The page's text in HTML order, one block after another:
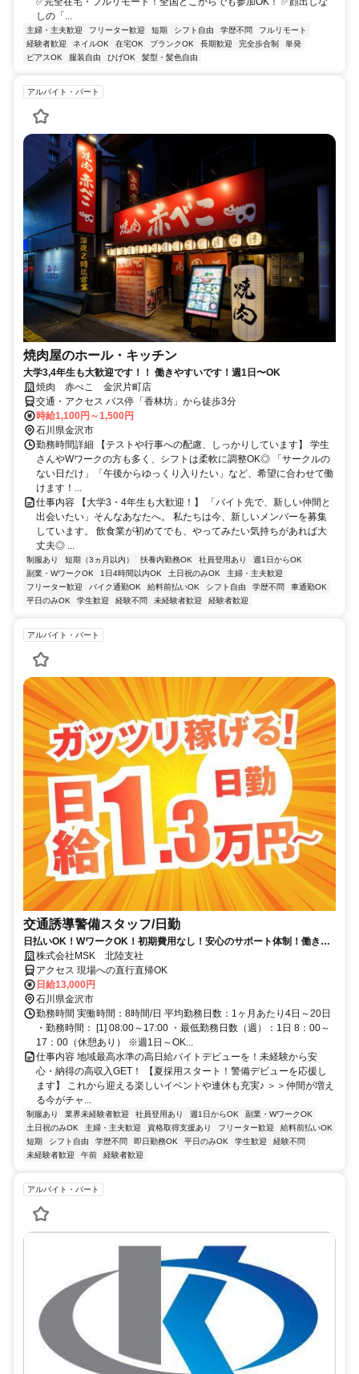
しの「...
主婦・主夫歓迎 フリーター歓迎 短期 シフト自由 学歴不問
フルリモート
経験者歓迎
ネイルOK 在宅OK ブランクOK 長期歓迎 完全歩合制
単発
ピアスOK
服装自由 ひげOK 髪型・髪色自由
アルバイト・パート
焼肉屋のホール・キッチン
大学3,4年生も大歓迎です！！ 働きやすいです！週1日〜OK
焼肉 赤べこ 金沢片町店
交通・アクセス バス停「香林坊」から徒歩3分
時給1,100円～1,500円
石川県金沢市
勤務時間詳細 【テストや行事への配慮、しっかりしています】 学生
さんやWワークの方も多く、シフトは柔軟に調整OK◎ 「サークルの
ない日だけ」「午後からゆっくり入りたい」など、希望に合わせて働
けます！...
仕事内容 【大学3・4年生も大歓迎！】 「バイト先で、新しい仲間と
出会いたい」そんなあなたへ。 私たちは今、新しいメンバーを募集
しています。 飲食業が初めてでも、やってみたい気持ちがあれば大
丈夫◎ ...
制服あり 短期（3ヵ月以内） 扶養内勤務OK 社員登用あり
週1日からOK
副業・WワークOK
1日4時間以内OK 土日祝のみOK
主婦・主夫歓迎
フリーター歓迎
バイク通勤OK 給料前払いOK シフト自由 学歴不問
車通勤OK
平日のみOK
学生歓迎 経験不問 未経験者歓迎 経験者歓迎
アルバイト・パート
交通誘導警備スタッフ/日勤
日払いOK！WワークOK！初期費用なし！安心のサポート体制！働きや
すい日勤♪【月収26万円以上！日払いもOK！】60歳以上活躍中の警備
員！勤務3日前迄シフト申請可能！
株式会社MSK 北陸支社
アクセス 現場への直行直帰OK
日給13,000円
石川県金沢市
勤務時間 実働時間：8時間/日 平均勤務日数：1ヶ月あたり4日～20日
・勤務時間： [1] 08:00～17:00 ・最低勤務日数（週）：1日 8：00～
17：00（休憩あり） ※週1日～OK...
仕事内容 地域最高水準の高日給バイトデビューを！未経験から安
心・納得の高収入GET！ 【夏採用スタート！警備デビューを応援し
ます】 これから迎える楽しいイベントや連休も充実♪ ＞＞仲間が増え
る今がチャ...
制服あり 業界未経験者歓迎 社員登用あり 週1日からOK
副業・WワークOK
土日祝のみOK
主婦・主夫歓迎 資格取得支援あり フリーター歓迎
給料前払いOK
短期
シフト自由 学歴不問 即日勤務OK 平日のみOK 学生歓迎
経験不問
未経験者歓迎
午前 経験者歓迎
アルバイト・パート